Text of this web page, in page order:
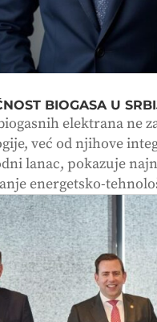
BIOGASA U
elektrana ne
već od njihove
lanac, pokazuje
energetsko-